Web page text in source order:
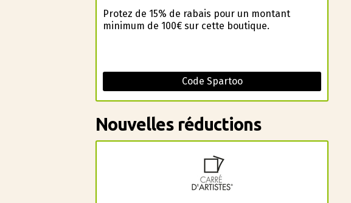
Profitez de 15% de rabais pour un montant
minimum de 100€ sur cette boutique.
Code Spartoo
Nouvelles réductions